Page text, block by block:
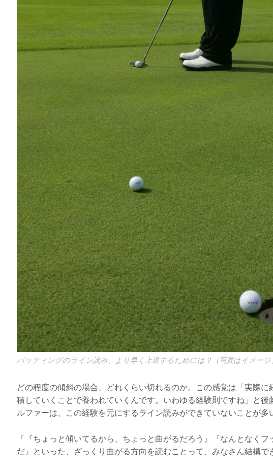
パッティングのライン読み、より早く上達するためには？（写真はイメージ
どの程度の傾斜の場合、どれくらい切れるのか。この感覚は「実際
積していくことで養われていくんです。いわゆる経験則ですね」と後
ルファーは、この経験を元にするライン読みができていないことが多
「『ちょっと傾いてるから、ちょっと曲がるだろう』『なんとなく
だ』といった、ざっくり曲がる方向を読むことって、みなさん結構で